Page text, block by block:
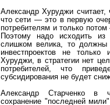
Александр Хуруджи считает,
что сети — это в первую
потребителям и только
Поэтому надо исходить
слишком велика, то должны
инвестпроектов не
Хуруджи, в стратегии нет
потребителей, что
субсидирования не будет
Александр Старченко в
сохранение "последней